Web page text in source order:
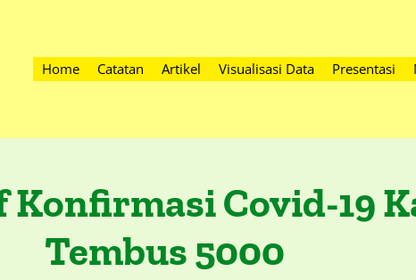
Home Catatan Artikel Visualisasi Data Presentasi
Covid-19
Tembus 5000